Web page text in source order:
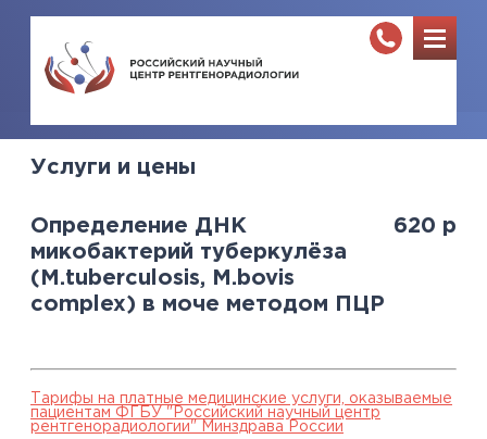
Услуги и цены
Определение ДНК
микобактерий туберкулёза
(M.tuberculosis, M.bovis
complex) в моче методом ПЦР
620 р
Тарифы на платные медицинские услуги, оказываемые
пациентам ФГБУ "Российский научный центр
рентгенорадиологии" Минздрава России